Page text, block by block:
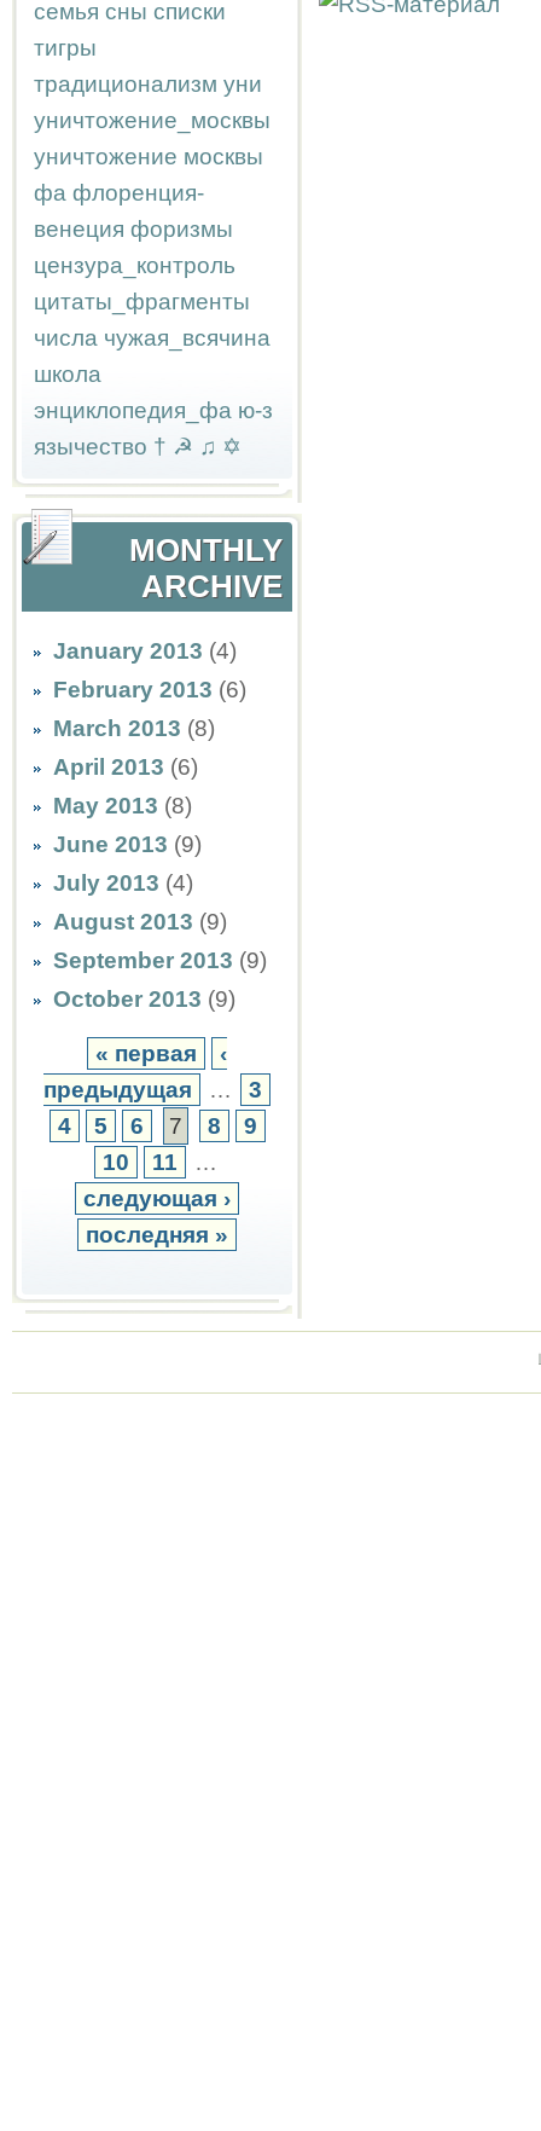
семья сны списки
тигры
традиционализм уни
уничтожение_москвы
уничтожение москвы
фа флоренция-
венеция форизмы
цензура_контроль
цитаты_фрагменты
числа чужая_всячина
школа
энциклопедия_фа ю-з
язычество † ☭ ♫ ✡
MONTHLY
ARCHIVE
January 2013 (4)
February 2013 (6)
March 2013 (8)
April 2013 (6)
May 2013 (8)
June 2013 (9)
July 2013 (4)
August 2013 (9)
September 2013 (9)
October 2013 (9)
« первая
‹
предыдущая
…
3
4
5 6 7 8
9
10
11
…
следующая ›
последняя »